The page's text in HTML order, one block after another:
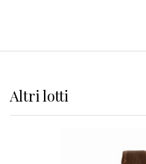
Altrilotti